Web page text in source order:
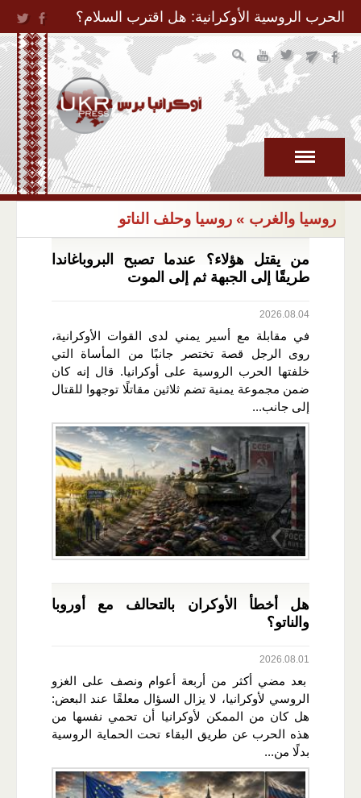
Jump to Navigation
الحرب الروسية الأوكرانية: هل اقترب السلام؟
روسيا والغرب » روسيا وحلف الناتو
من يقتل هؤلاء؟ عندما تصبح البروباغاندا
طريقًا إلى الجبهة ثم إلى الموت
2026.08.04
في مقابلة مع أسير يمني لدى القوات الأوكرانية،
روى الرجل قصة تختصر جانبًا من المأساة التي
خلفتها الحرب الروسية على أوكرانيا. قال إنه كان
ضمن مجموعة يمنية تضم ثلاثين مقاتلًا توجهوا للقتال
إلى جانب...
هل أخطأ الأوكران بالتحالف مع أوروبا
والناتو؟
2026.08.01
بعد مضي أكثر من أربعة أعوام ونصف على الغزو
الروسي لأوكرانيا، لا يزال السؤال معلقًا عند البعض:
هل كان من الممكن لأوكرانيا أن تحمي نفسها من
هذه الحرب عن طريق البقاء تحت الحماية الروسية
بدلًا من...